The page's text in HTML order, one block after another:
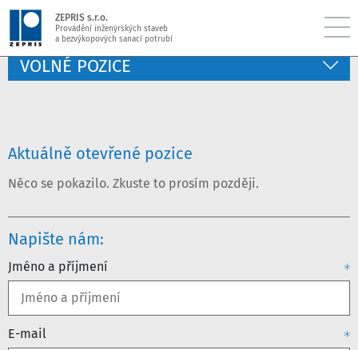
ZEPRIS s.r.o.
Provádění inženýrských staveb
a bezvýkopových sanací potrubí
VOLNÉ POZICE
Aktuálně otevřené pozice
Něco se pokazilo. Zkuste to prosím později.
Napište nám:
Jméno a příjmení
E-mail